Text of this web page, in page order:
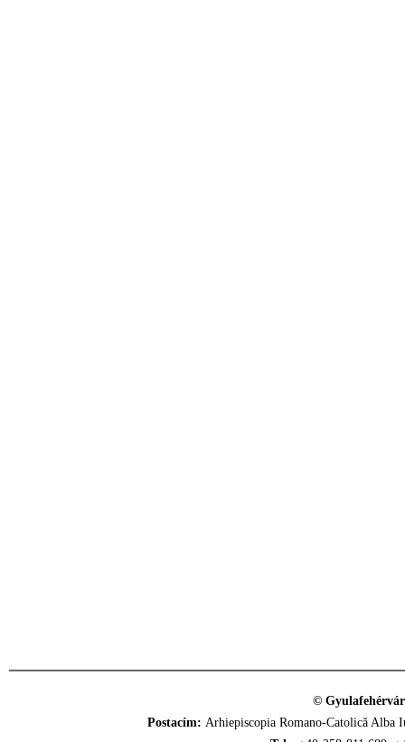
©
Postacím: Arhiepiscopia Romano-Catolică